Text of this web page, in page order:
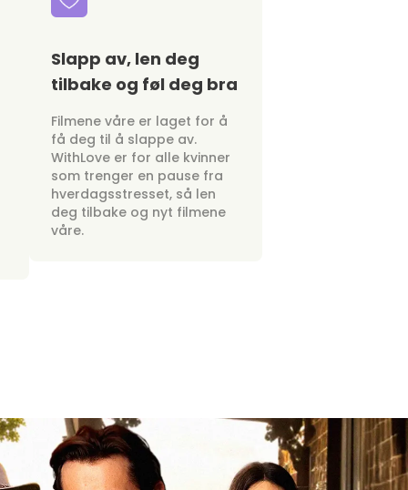
Slapp av, len deg
tilbake og føl deg bra
Filmene våre er laget for å
få deg til å slappe av.
WithLove er for alle kvinner
som trenger en pause fra
hverdagsstresset, så len
deg tilbake og nyt filmene
våre.